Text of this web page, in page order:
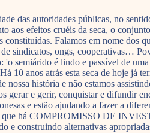
das autoridades públicas, no
aos efeitos cruéis da seca, o
Falamos em nome
sindicatos, ongs, cooperativas…
semiárido é lindo e passível de
10 anos atrás esta seca de hoje já
história e não estamos
e gerir, conquistar e difundir
e estão ajudando a fazer a
em que há COMPROMISSO DE
alternativas